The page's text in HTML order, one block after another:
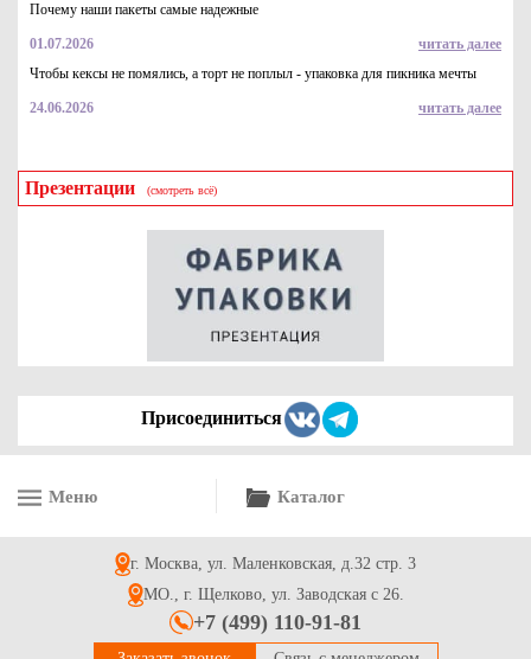
перерабатываемым материалом, что делает его
экологически безопасным и удобным для
Разнообразие размеров: доступны различные размеры
гофрокартонных коробок, позволяющие выбрать
Приобретая гофрокартон, вы получаете надежное и
эффективное решение для упаковки и защиты ваших
вещей во время переезда. Обеспечьте безопасность и
сохранность вашего имущества с нашим гофрокартоном
Почему наши пакеты самые надежные
01.07.2026
читать далее
Чтобы кексы не помялись, а торт не поплыл - упаковка для пикника мечты
24.06.2026 читать далее
Презентации (смотреть всё)
Присоединиться
Меню Каталог
г. Москва, ул. Маленковская, д.32 стр. 3
МО., г. Щелково, ул. Заводская с 26.
+7 (499) 110-91-81